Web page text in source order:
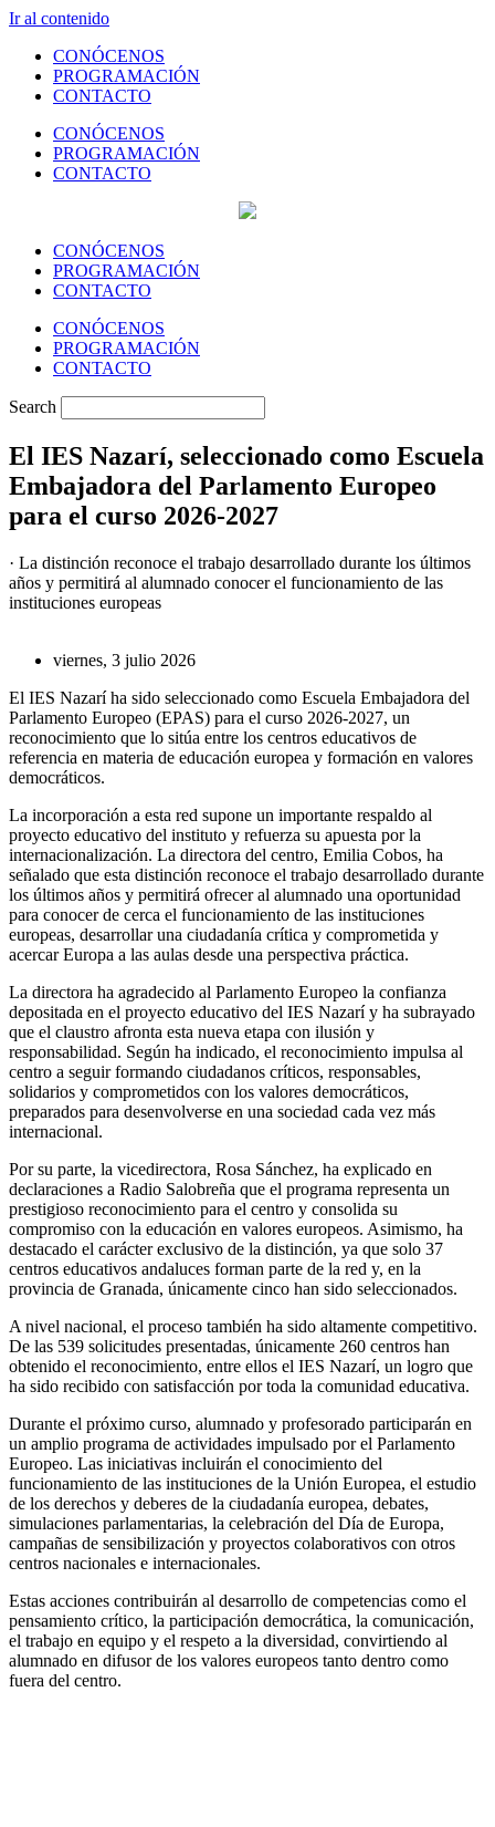
Ir al contenido
CONÓCENOS
PROGRAMACIÓN
CONTACTO
CONÓCENOS
PROGRAMACIÓN
CONTACTO
CONÓCENOS
PROGRAMACIÓN
CONTACTO
CONÓCENOS
PROGRAMACIÓN
CONTACTO
Search
El IES Nazarí, seleccionado como Escuela
Embajadora del Parlamento Europeo
para el curso 2026-2027
· La distinción reconoce el trabajo desarrollado durante los últimos
años y permitirá al alumnado conocer el funcionamiento de las
instituciones europeas
viernes, 3 julio 2026
El IES Nazarí ha sido seleccionado como Escuela Embajadora del
Parlamento Europeo (EPAS) para el curso 2026-2027, un
reconocimiento que lo sitúa entre los centros educativos de
referencia en materia de educación europea y formación en valores
democráticos.
La incorporación a esta red supone un importante respaldo al
proyecto educativo del instituto y refuerza su apuesta por la
internacionalización. La directora del centro, Emilia Cobos, ha
señalado que esta distinción reconoce el trabajo desarrollado durante
los últimos años y permitirá ofrecer al alumnado una oportunidad
para conocer de cerca el funcionamiento de las instituciones
europeas, desarrollar una ciudadanía crítica y comprometida y
acercar Europa a las aulas desde una perspectiva práctica.
La directora ha agradecido al Parlamento Europeo la confianza
depositada en el proyecto educativo del IES Nazarí y ha subrayado
que el claustro afronta esta nueva etapa con ilusión y
responsabilidad. Según ha indicado, el reconocimiento impulsa al
centro a seguir formando ciudadanos críticos, responsables,
solidarios y comprometidos con los valores democráticos,
preparados para desenvolverse en una sociedad cada vez más
internacional.
Por su parte, la vicedirectora, Rosa Sánchez, ha explicado en
declaraciones a Radio Salobreña que el programa representa un
prestigioso reconocimiento para el centro y consolida su
compromiso con la educación en valores europeos. Asimismo, ha
destacado el carácter exclusivo de la distinción, ya que solo 37
centros educativos andaluces forman parte de la red y, en la
provincia de Granada, únicamente cinco han sido seleccionados.
A nivel nacional, el proceso también ha sido altamente competitivo.
De las 539 solicitudes presentadas, únicamente 260 centros han
obtenido el reconocimiento, entre ellos el IES Nazarí, un logro que
ha sido recibido con satisfacción por toda la comunidad educativa.
Durante el próximo curso, alumnado y profesorado participarán en
un amplio programa de actividades impulsado por el Parlamento
Europeo. Las iniciativas incluirán el conocimiento del
funcionamiento de las instituciones de la Unión Europea, el estudio
de los derechos y deberes de la ciudadanía europea, debates,
simulaciones parlamentarias, la celebración del Día de Europa,
campañas de sensibilización y proyectos colaborativos con otros
centros nacionales e internacionales.
Estas acciones contribuirán al desarrollo de competencias como el
pensamiento crítico, la participación democrática, la comunicación,
el trabajo en equipo y el respeto a la diversidad, convirtiendo al
alumnado en difusor de los valores europeos tanto dentro como
fuera del centro.